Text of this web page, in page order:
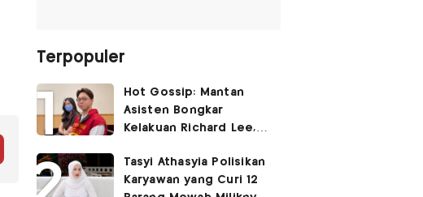
Terpopuler
Hot Gossip: Mantan
Asisten Bongkar
Kelakuan Richard Lee,
Vicky Prasetyo
Tasyi Athasyia Polisikan
Karyawan yang Curi 12